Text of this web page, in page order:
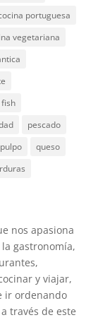
portuguesa
vegetariana
pescado
pulpo
queso
nos apasiona
gastronomía,
y viajar,
ir ordenando
través de este